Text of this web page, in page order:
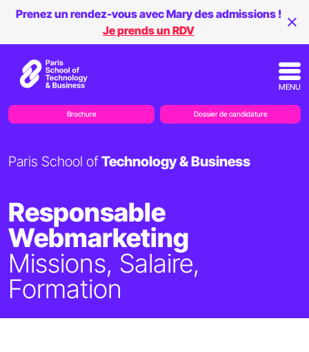
Responsable
Webmarketing
Missions, Salaire,
Formation
Paris School ofTechnology & Business
Prenez un rendez-vous avec Mary des admissions !
Je prends un RDV
MENU
Brochure Dossier de candidature